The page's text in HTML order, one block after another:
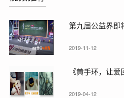
第九届公益界即
2019-11-12
《黄手环，让爱
2019-04-12